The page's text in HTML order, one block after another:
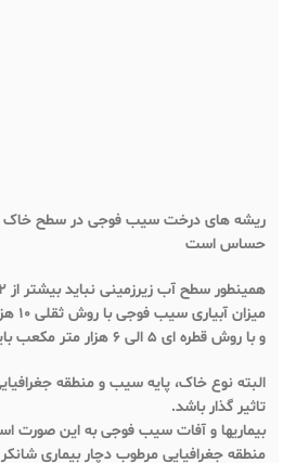
ریشه های درخت سیب فوجی در سطح خاک جا
حساس است
همینطور سطح آب زیرزمینی نباید بیشتر از ۲ متر باشد.
میزان آبیاری سیب فوجی با روش ثقلی ۱۰ هزار متر مکعب در هر هکتار
و با روش قطره ای ۵ الی ۶ هزار متر مکعب باید باشد.
البته نوع خاک، پایه سیب و منطقه جغرافیایی
تاثیر گذار باشد.
بیماریها و آفات سیب فوجی به این
منطقه جغرافیایی مرطوب دچار بیماری